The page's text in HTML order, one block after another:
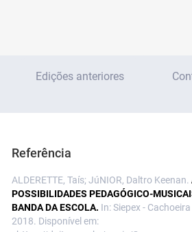
Edições anteriores
Referência
ALDERETTE, Taís; JúNIOR, Daltro Keenan.
POSSIBILIDADES PEDAGÓGICO-
BANDA DA ESCOLA. In: Siepex -
2018. Disponível em: